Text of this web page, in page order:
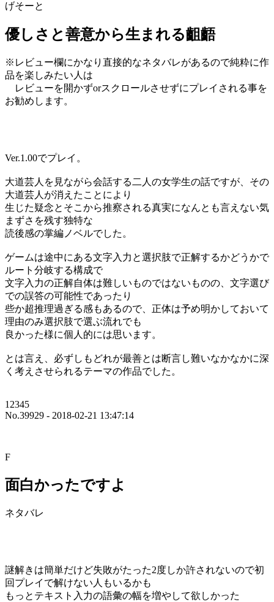
げそーと
優しさと善意から生まれる齟齬
※レビュー欄にかなり直接的なネタバレがあるので純粋に作
品を楽しみたい人は
レビューを開かずorスクロールさせずにプレイされる事を
お勧めします。
Ver.1.00でプレイ。
大道芸人を見ながら会話する二人の女学生の話ですが、その
大道芸人が消えたことにより
生じた疑念とそこから推察される真実になんとも言えない気
まずさを残す独特な
読後感の掌編ノベルでした。
ゲームは途中にある文字入力と選択肢で正解するかどうかで
ルート分岐する構成で
文字入力の正解自体は難しいものではないものの、文字選び
での誤答の可能性であったり
些か超推理過ぎる感もあるので、正体は予め明かしておいて
理由のみ選択肢で選ぶ流れでも
良かった様に個人的には思います。
とは言え、必ずしもどれが最善とは断言し難いなかなかに深
く考えさせられるテーマの作品でした。
12345
No.39929 - 2018-02-21 13:47:14
F
面白かったですよ
ネタバレ
謎解きは簡単だけど失敗がたった2度しか許されないので初
回プレイで解けない人もいるかも
もっとテキスト入力の語彙の幅を増やして欲しかった